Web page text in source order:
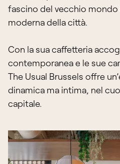
fascino del vecchio mondo
moderna della città.
Con la sua caffetteria
contemporanea e le sue
The Usual Brussels offre
dinamica ma intima, nel
capitale.